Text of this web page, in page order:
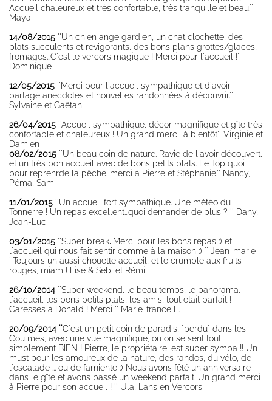
Accueil chaleureux et très confortable, très tranquille et beau.''
Maya
14/08/2015 ''Un chien ange gardien, un chat clochette, des
plats succulents et revigorants, des bons plans grottes/glaces,
fromages...C'est le vercors magique ! Merci pour l'accueil !''
Dominique
12/05/2015 ''Merci pour l'accueil sympathique et d'avoir
partagé anecdotes et nouvelles randonnées à découvrir.''
Sylvaine et Gaëtan
26/04/2015 ''Accueil sympathique, décor magnifique et gîte très
confortable et chaleureux ! Un grand merci, à bientôt'' Virginie et
Damien
08/02/2015 ''Un beau coin de nature. Ravie de l'avoir découvert,
et un très bon accueil avec de bons petits plats. Le Top quoi
pour reprenrde la pêche. merci à Pierre et Stéphanie.'' Nancy,
Péma, Sam
11/01/2015 ''Un accueil fort sympathique. Une météo du
Tonnerre ! Un repas excellent...quoi demander de plus ? '' Dany,
Jean-Luc
03/01/2015 ''Super break. Merci pour les bons repas :) et
l'accueil qui nous fait sentir comme à la maison :) '' Jean-marie
''Toujours un aussi chouette accueil, et le crumble aux fruits
rouges, miam ! Lise & Seb, et Rémi
26/10/2014 ''Super weekend, le beau temps, le panorama,
l'accueil, les bons petits plats, les amis, tout était parfait !
Caresses à Donald ! Merci '' Marie-france L.
20/09/2014 ''C'est un petit coin de paradis, "perdu" dans les
Coulmes, avec une vue magnifique, ou on se sent tout
simplement BIEN ! Pierre, le propriétaire, est super sympa !! Un
must pour les amoureux de la nature, des randos, du vélo, de
l'escalade ... ou de farniente :) Nous avons fêté un anniversaire
dans le gîte et avons passé un weekend parfait. Un grand merci
à Pierre pour son accueil ! '' Ula, Lans en Vercors